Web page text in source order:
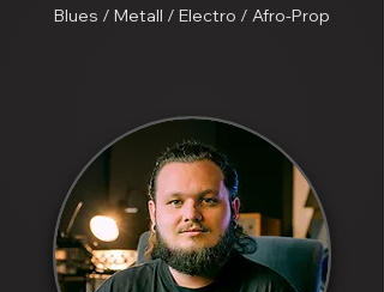
Blues / Metall / Electro / Afro-Prop